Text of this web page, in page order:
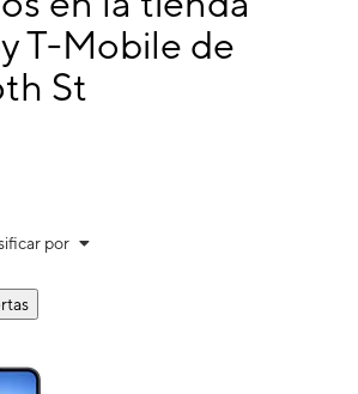
NY 11214
T-Mobile de
St
por